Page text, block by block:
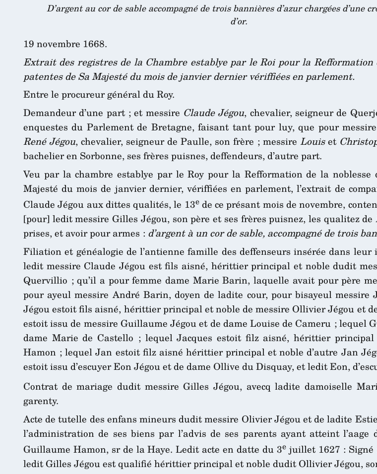
D’argent au cor de sable accompagné de trois bannières d’azur chargées d’une
d’or.
19 novembre 1668.
Extrait des registres de la Chambre establye par le Roi pour la
patentes de Sa Majesté du mois de janvier dernier vériffiées en parlement.
Entre le procureur général du Roy.
Demandeur d’une part ; et messire Claude Jégou, chevalier, seigneur de
enquestes du Parlement de Bretagne, faisant tant pour luy, que pour messire
René Jégou, chevalier, seigneur de Paulle, son frère ; messire Louiset
bachelier en Sorbonne, ses frères puisnes, deffendeurs, d’autre part.
Veu par la chambre establye par le Roy pour la Refformation de la
Majesté du mois de janvier dernier, vériffiées en parlement, l’extrait de
Claude Jégou aux dittes qualités, le 13ede ce présant mois de novembre,
[pour] ledit messire Gilles Jégou, son père et ses frères puisnez, les qualitez de
prises, et avoir pour armes : d’argent à un cor de sable, accompagné de trois
Filiation et généalogie de l’antienne famille des deffenseurs insérée dans
ledit messire Claude Jégou est fils aisné, hérittier principal et noble dudit
Quervillio ; qu’il a pour femme dame Marie Barin, laquelle avait pour père
pour ayeul messire André Barin, doyen de ladite cour, pour bisayeul
Jégou estoit fils aisné, hérittier principal et noble de messire Ollivier Jégou et
estoit issu de messire Guillaume Jégou et de dame Louise de Cameru ; lequel
dame Marie de Castello ; lequel Jacques estoit filz aisné, hérittier
Hamon ; lequel Jan estoit filz aisné hérittier principal et noble d’autre Jan
estoit issu d’escuyer Eon Jégou et de dame Ollive du Disquay, et ledit Eon,
Contrat de mariage dudit messire Gilles Jégou, avecq ladite damoiselle
garenty.
Acte de tutelle des enfans mineurs dudit messire Olivier Jégou et de ladite
l’administration de ses biens par l’advis de ses parents ayant atteint
Guillaume Hamon, sr de la Haye. Ledit acte en datte du 3ejuillet 1627 : Signé
ledit Gilles Jégou est qualifié hérittier principal et noble dudit Ollivier Jégou,